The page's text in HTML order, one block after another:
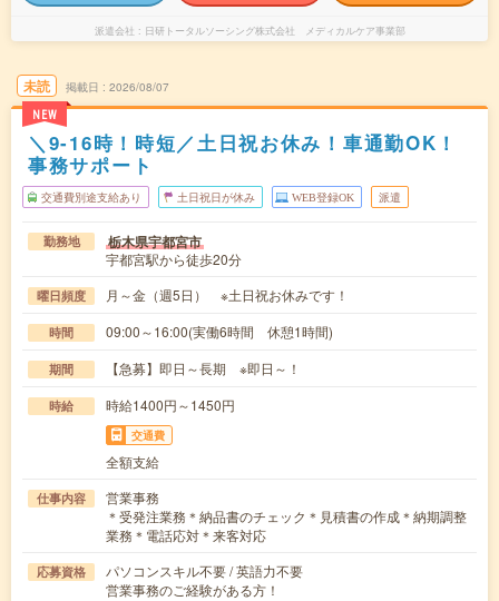
派遣会社 日研トータルソーシング株式会社 メディカルケア事業部
未読
NEW
掲載日 2026/08/07
＼9-16時！時短／土日祝お休み！車通勤OK！
事務サポート
交通費別途支給あり 土日祝日が休み WEB登録OK 派遣
勤務地 栃木県宇都宮市
宇都宮駅から徒歩20分
曜日頻度 月～金（週5日） ※土日祝お休みです！
時間 09:00～16:00(実働6時間 休憩1時間)
期間 【急募】即日～長期 ※即日～！
時給 時給1400円～1450円
交通費
全額支給
仕事内容
営業事務
＊受発注業務＊納品書のチェック＊見積書の作成＊納期調整
業務＊電話応対＊来客対応
応募資格
パソコンスキル不要 / 英語力不要
営業事務のご経験がある方！